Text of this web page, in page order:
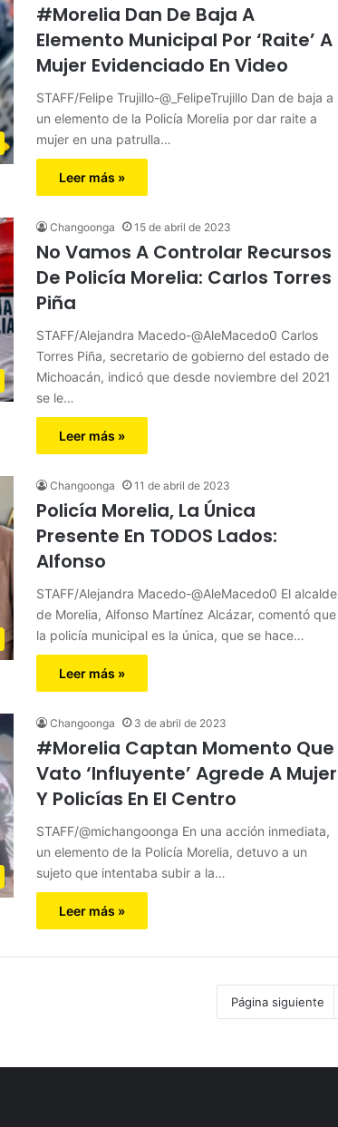
#Morelia Dan De Baja A
Elemento Municipal Por ‘Raite’ A
Mujer Evidenciado En Video
STAFF/Felipe Trujillo-@_FelipeTrujillo Dan de baja a
un elemento de la Policía Morelia por dar raite a
mujer en una patrulla…
Leer más »
Changoonga 15 de abril de 2023
No Vamos A Controlar Recursos
De Policía Morelia: Carlos Torres
Piña
STAFF/Alejandra Macedo-@AleMacedo0 Carlos
Torres Piña, secretario de gobierno del estado de
Michoacán, indicó que desde noviembre del 2021
se le…
Leer más »
Changoonga 11 de abril de 2023
Policía Morelia, La Única
Presente En TODOS Lados:
Alfonso
STAFF/Alejandra Macedo-@AleMacedo0 El alcalde
de Morelia, Alfonso Martínez Alcázar, comentó que
la policía municipal es la única, que se hace…
Leer más »
Changoonga 3 de abril de 2023
#Morelia Captan Momento Que
Vato ‘Influyente’ Agrede A Mujer
Y Policías En El Centro
STAFF/@michangoonga En una acción inmediata,
un elemento de la Policía Morelia, detuvo a un
sujeto que intentaba subir a la…
Leer más »
Página siguiente